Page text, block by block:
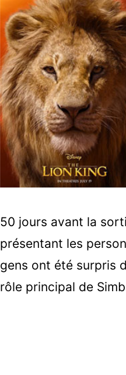
50 jours avant la
présentant les
gens ont été surpris
rôle principal de